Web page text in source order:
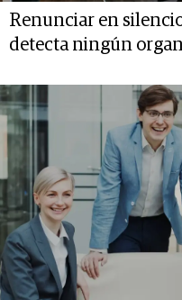
Renunciar en
detecta ningún